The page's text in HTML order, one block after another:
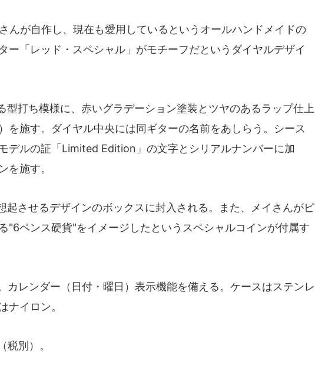
んが自作し、現在も愛用しているというオールハンドメイドの
ー「レッド・スペシャル」がモチーフだというダイヤルデザイ
型打ち模様に、赤いグラデーション塗装とツヤのあるラップ仕上
を施す。ダイヤル中央には同ギターの名前をあしらう。シース
デルの証「Limited Edition」の文字とシリアルナンバーに加
を施す。
起させるデザインのボックスに封入される。また、メイさんがピ
"6ペンス硬貨"をイメージしたというスペシャルコインが付属す
カレンダー（日付・曜日）表示機能を備える。ケースはステンレ
ナイロン。
別）。